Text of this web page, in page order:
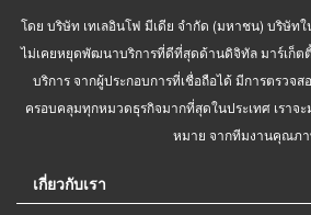
โดย บริษัท เทเลอินโฟ มีเดีย จำกัด (มหาชน) บริษัทใ
ไม่เคยหยุดพัฒนาบริการที่ดีที่สุดด้านดิจิทัล มาร์เก็ต
บริการ จากผู้ประกอบการที่เชื่อถือได้ มีการตรวจ
ครอบคลุมทุกหมวดธุรกิจมากที่สุดในประเทศ เราจ
หมาย จากทีมงานคุณภ
เกี่ยวกับเรา